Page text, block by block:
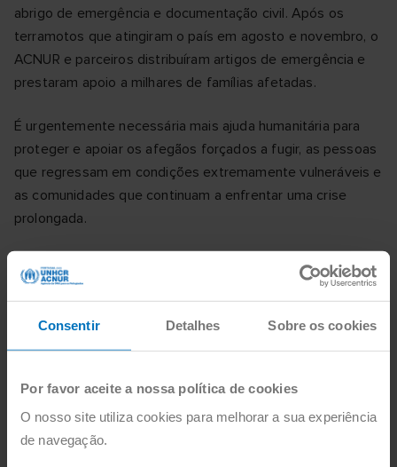
Consentir Detalhes Sobre os cookies
Por favor aceite a nossa política de cookies
O nosso site utiliza cookies para melhorar a sua experiência
de navegação.
abrigo de emergência e documentação civil. Após os
terramotos que atingiram o país em agosto e novembro, o
ACNUR e parceiros distribuíram artigos de emergência e
prestaram apoio a milhares de famílias afetadas.
É urgentemente necessária mais ajuda humanitária para
proteger e apoiar os afegãos forçados a fugir, as pessoas
que regressam em condições extremamente vulneráveis e
as comunidades que continuam a enfrentar uma crise
prolongada.
22,9 milhões de pessoas
no Afeganistão que
necessitam de ajuda
humanitária vital.